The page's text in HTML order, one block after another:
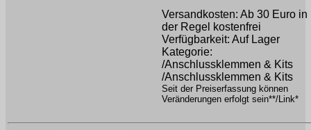
Versandkosten: Ab 30 Euro in
der Regel kostenfrei
Verfügbarkeit: Auf Lager
Kategorie:
/Anschlussklemmen & Kits
/Anschlussklemmen & Kits
Seit der Preiserfassung können
Veränderungen erfolgt sein**/Link*